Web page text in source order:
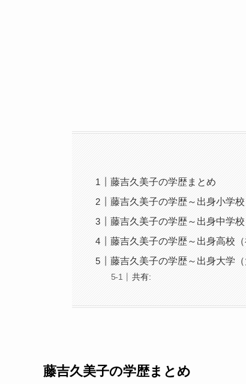
藤吉久美子の学歴まとめ
藤吉久美子の学歴～出身小学
藤吉久美子の学歴～出身中学
藤吉久美子の学歴～出身高校
藤吉久美子の学歴～出身大学
共有:
藤吉久美子の学歴まとめ